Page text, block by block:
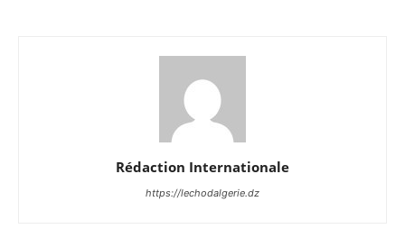
Rédaction Internationale
https://lechodalgerie.dz